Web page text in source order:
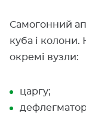
Самогонний
куба і
окремі вузли:
царгу;